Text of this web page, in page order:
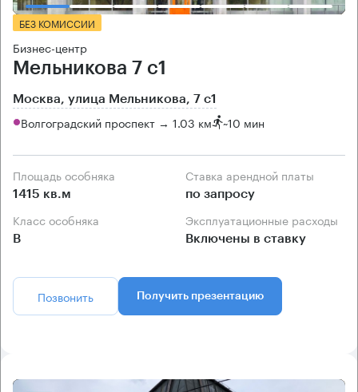
БЕЗ КОМИССИИ
Бизнес-центр
Мельникова 7 с1
Москва, улица Мельникова, 7 с1
Волгоградский проспект → 1.03 км ~10 мин
Площадь особняка
1415 кв.м
Ставка арендной платы
по запросу
Класс особняка
B
Эксплуатационные расходы
Включены в ставку
Позвонить Получить презентацию